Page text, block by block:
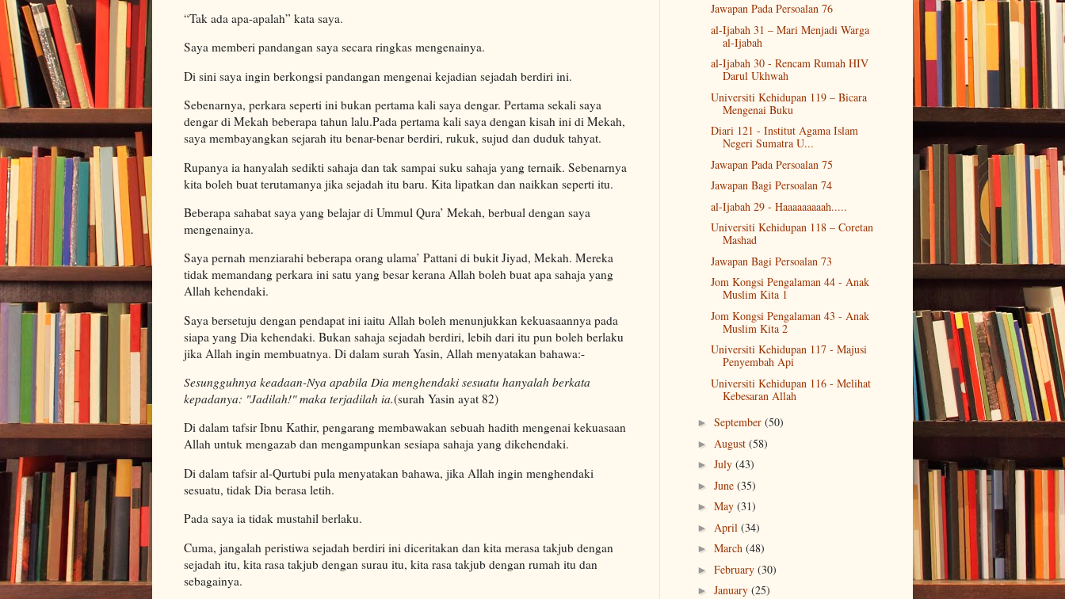
“Tak ada apa-apalah” kata saya.
Saya memberi pandangan saya secara ringkas mengenainya.
Di sini saya ingin berkongsi pandangan mengenai kejadian sejadah berdiri ini.
Sebenarnya, perkara seperti ini bukan pertama kali saya dengar. Pertama sekali saya
dengar di Mekah beberapa tahun lalu.Pada pertama kali saya dengan kisah ini di Mekah,
saya membayangkan sejarah itu benar-benar berdiri, rukuk, sujud dan duduk tahyat.
Rupanya ia hanyalah sedikti sahaja dan tak sampai suku sahaja yang ternaik. Sebenarnya
kita boleh buat terutamanya jika sejadah itu baru. Kita lipatkan dan naikkan seperti itu.
Beberapa sahabat saya yang belajar di Ummul Qura’ Mekah, berbual dengan saya
mengenainya.
Saya pernah menziarahi beberapa orang ulama’ Pattani di bukit Jiyad, Mekah. Mereka
tidak memandang perkara ini satu yang besar kerana Allah boleh buat apa sahaja yang
Allah kehendaki.
Saya bersetuju dengan pendapat ini iaitu Allah boleh menunjukkan kekuasaannya pada
siapa yang Dia kehendaki. Bukan sahaja sejadah berdiri, lebih dari itu pun boleh berlaku
jika Allah ingin membuatnya. Di dalam surah Yasin, Allah menyatakan bahawa:-
Sesungguhnya keadaan-Nya apabila Dia menghendaki sesuatu hanyalah berkata
kepadanya: "Jadilah!" maka terjadilah ia.(surah Yasin ayat 82)
Di dalam tafsir Ibnu Kathir, pengarang membawakan sebuah hadith mengenai kekuasaan
Allah untuk mengazab dan mengampunkan sesiapa sahaja yang dikehendaki.
Di dalam tafsir al-Qurtubi pula menyatakan bahawa, jika Allah ingin menghendaki
sesuatu, tidak Dia berasa letih.
Pada saya ia tidak mustahil berlaku.
Cuma, jangalah peristiwa sejadah berdiri ini diceritakan dan kita merasa takjub dengan
sejadah itu, kita rasa takjub dengan surau itu, kita rasa takjub dengan rumah itu dan
sebagainya.
Jawapan Pada Persoalan 76
al-Ijabah 31 – Mari Menjadi Warga
al-Ijabah
al-Ijabah 30 - Rencam Rumah HIV
Darul Ukhwah
Universiti Kehidupan 119 – Bicara
Mengenai Buku
Diari 121 - Institut Agama Islam
Negeri Sumatra U...
Jawapan Pada Persoalan 75
Jawapan Bagi Persoalan 74
al-Ijabah 29 - Haaaaaaaaah.....
Universiti Kehidupan 118 – Coretan
Mashad
Jawapan Bagi Persoalan 73
Jom Kongsi Pengalaman 44 - Anak
Muslim Kita 1
Jom Kongsi Pengalaman 43 - Anak
Muslim Kita 2
Universiti Kehidupan 117 - Majusi
Penyembah Api
Universiti Kehidupan 116 - Melihat
Kebesaran Allah
► September (50)
► August (58)
► July (43)
► June (35)
► May (31)
► April (34)
► March (48)
► February (30)
► January (25)